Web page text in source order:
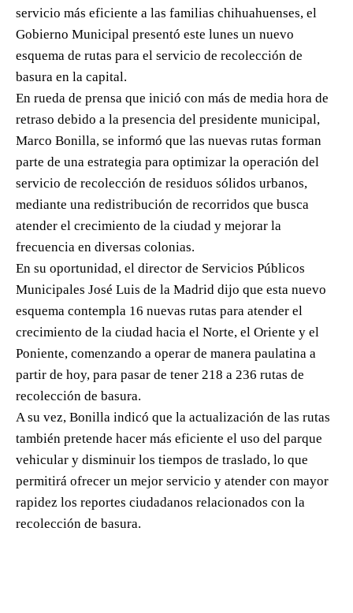
servicio más eficiente a las familias chihuahuenses, el
Gobierno Municipal presentó este lunes un nuevo
esquema de rutas para el servicio de recolección de
basura en la capital.
En rueda de prensa que inició con más de media hora de
retraso debido a la presencia del presidente municipal,
Marco Bonilla, se informó que las nuevas rutas forman
parte de una estrategia para optimizar la operación del
servicio de recolección de residuos sólidos urbanos,
mediante una redistribución de recorridos que busca
atender el crecimiento de la ciudad y mejorar la
frecuencia en diversas colonias.
En su oportunidad, el director de Servicios Públicos
Municipales José Luis de la Madrid dijo que esta nuevo
esquema contempla 16 nuevas rutas para atender el
crecimiento de la ciudad hacia el Norte, el Oriente y el
Poniente, comenzando a operar de manera paulatina a
partir de hoy, para pasar de tener 218 a 236 rutas de
recolección de basura.
A su vez, Bonilla indicó que la actualización de las rutas
también pretende hacer más eficiente el uso del parque
vehicular y disminuir los tiempos de traslado, lo que
permitirá ofrecer un mejor servicio y atender con mayor
rapidez los reportes ciudadanos relacionados con la
recolección de basura.